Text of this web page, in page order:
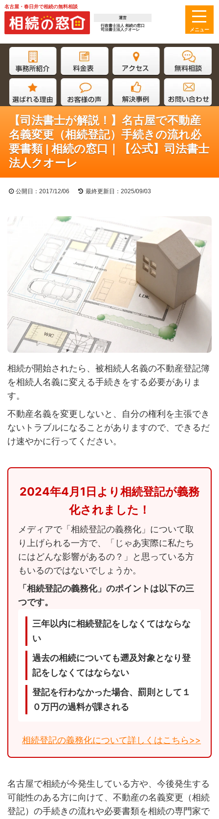
名古屋・春日井で相続の無料相談
運営
行政書士法人 相続の窓口
司法書士法人クオーレ
【司法書士が解説！】名古屋で不動産
名義変更（相続登記）手続きの流れ必
要書類 | 相続の窓口｜【公式】司法書士
法人クオーレ
公開日：2017/12/06 最終更新日：2025/09/03
相続が開始されたら、被相続人名義の不動産登記簿
を相続人名義に変える手続きをする必要がありま
す。
不動産名義を変更しないと、自分の権利を主張でき
ないトラブルになることがありますので、できるだ
け速やかに行ってください。
2024年4月1日より相続登記が義務
化されました！
メディアで「相続登記の義務化」について取
り上げられる一方で、「じゃあ実際に私たち
にはどんな影響があるの？」と思っている方
もいるのではないでしょうか。
「相続登記の義務化」のポイントは以下の三
つです。
三年以内に相続登記をしなくてはならな
い
過去の相続についても遡及対象となり登
記をしなくてはならない
登記を行わなかった場合、罰則として１
０万円の過料が課される
相続登記の義務化について詳しくはこちら>>
名古屋で相続が今発生している方や、今後発生する
可能性のある方に向けて、不動産の名義変更（相続
登記）の手続きの流れや必要書類を相続の専門家で